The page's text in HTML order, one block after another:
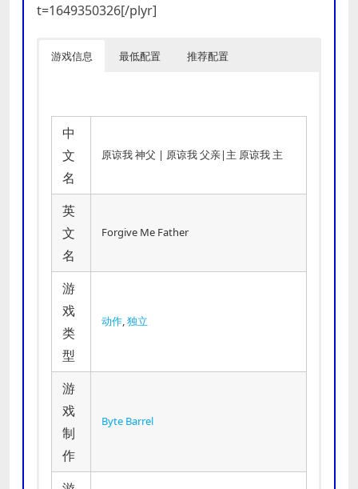
t=1649350326[/plyr]
游戏信息 最低配置 推荐配置
中
文
名
原谅我 神父 | 原谅我 父亲|主 原谅我 主
英
文
名
Forgive Me Father
游
戏
类
型
动作 独立
游
戏
制
作
Byte Barrel